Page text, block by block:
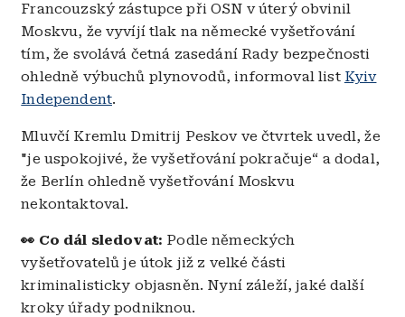
Francouzský zástupce při OSN v úterý obvinil
Moskvu, že vyvíjí tlak na německé vyšetřování
tím, že svolává četná zasedání Rady bezpečnosti
ohledně výbuchů plynovodů, informoval list Kyiv
Independent.
Mluvčí Kremlu Dmitrij Peskov ve čtvrtek uvedl, že
"je uspokojivé, že vyšetřování pokračuje“ a dodal,
že Berlín ohledně vyšetřování Moskvu
nekontaktoval.
👀 Co dál sledovat: Podle německých
vyšetřovatelů je útok již z velké části
kriminalisticky objasněn. Nyní záleží, jaké další
kroky úřady podniknou.